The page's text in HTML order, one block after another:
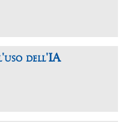
dell'IA